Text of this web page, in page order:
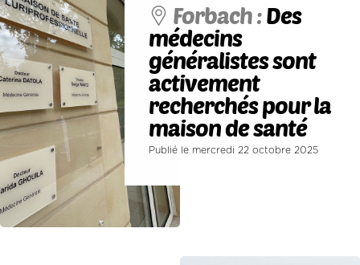
Forbach :Des
médecins
généralistes sont
activement
recherchés pour la
maison de santé
Publié le mercredi 22 octobre 2025